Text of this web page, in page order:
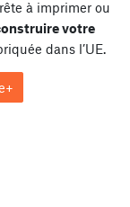
à imprimer ou
votre
dans l’UE.